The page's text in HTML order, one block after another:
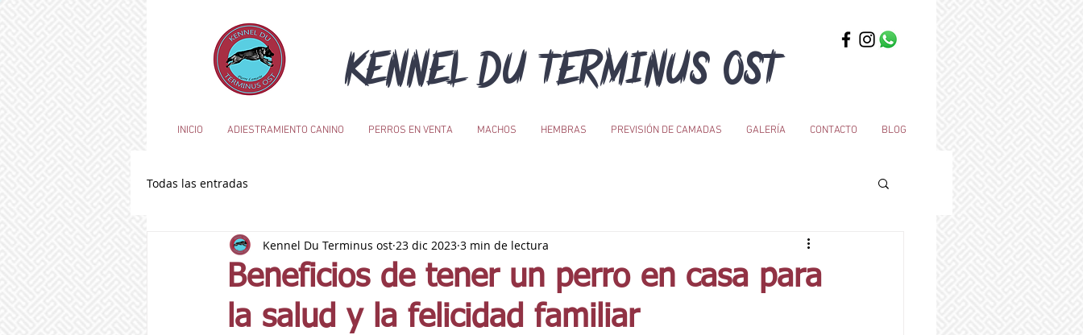
KENNEL DU TERMINUS OST
Todas las entradas
Beneficios de tener un perro en casa para
la salud y la felicidad familiar
Kennel Du Terminus ost 23 dic 2023 3 min de lectura
INICIO ADIESTRAMIENTO CANINO PERROS EN VENTA MACHOS HEMBRAS PREVISIÓN DE CAMADAS GALERÍA CONTACTO BLOG